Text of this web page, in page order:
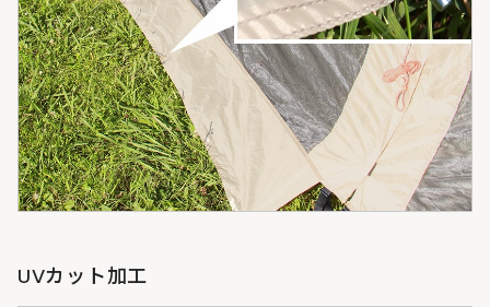
UVカット加工